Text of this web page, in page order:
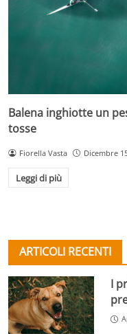
Balena inghiotte un
tosse
Fiorella Vasta Dicembre
Leggi di più
ARTICOLI RECENTI
I